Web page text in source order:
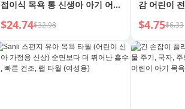
접이식 목욕 통 신생아 아기 어린
이 목욕 통 대형 키즈 수영장
$24.74$32.98
감 어린이
오리 어린이
$4.75$6.33